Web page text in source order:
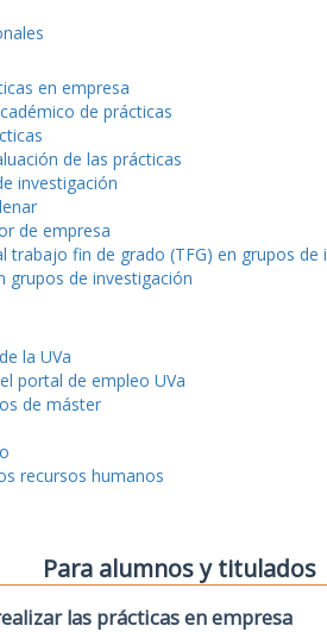
en empresa
de prácticas
de las prácticas
investigación
de empresa
trabajo fin de grado (TFG) en grupos de
grupos de investigación
la UVa
portal de empleo UVa
de máster
recursos humanos
Para alumnos y titulados
las prácticas en empresa